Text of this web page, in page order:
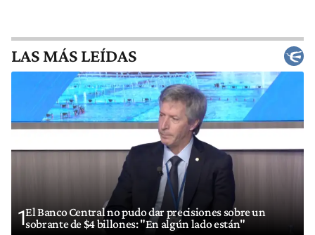
LAS MÁS LEÍDAS
1El Banco Central no pudo dar precisiones sobre un
sobrante de $4 billones: "En algún lado están"